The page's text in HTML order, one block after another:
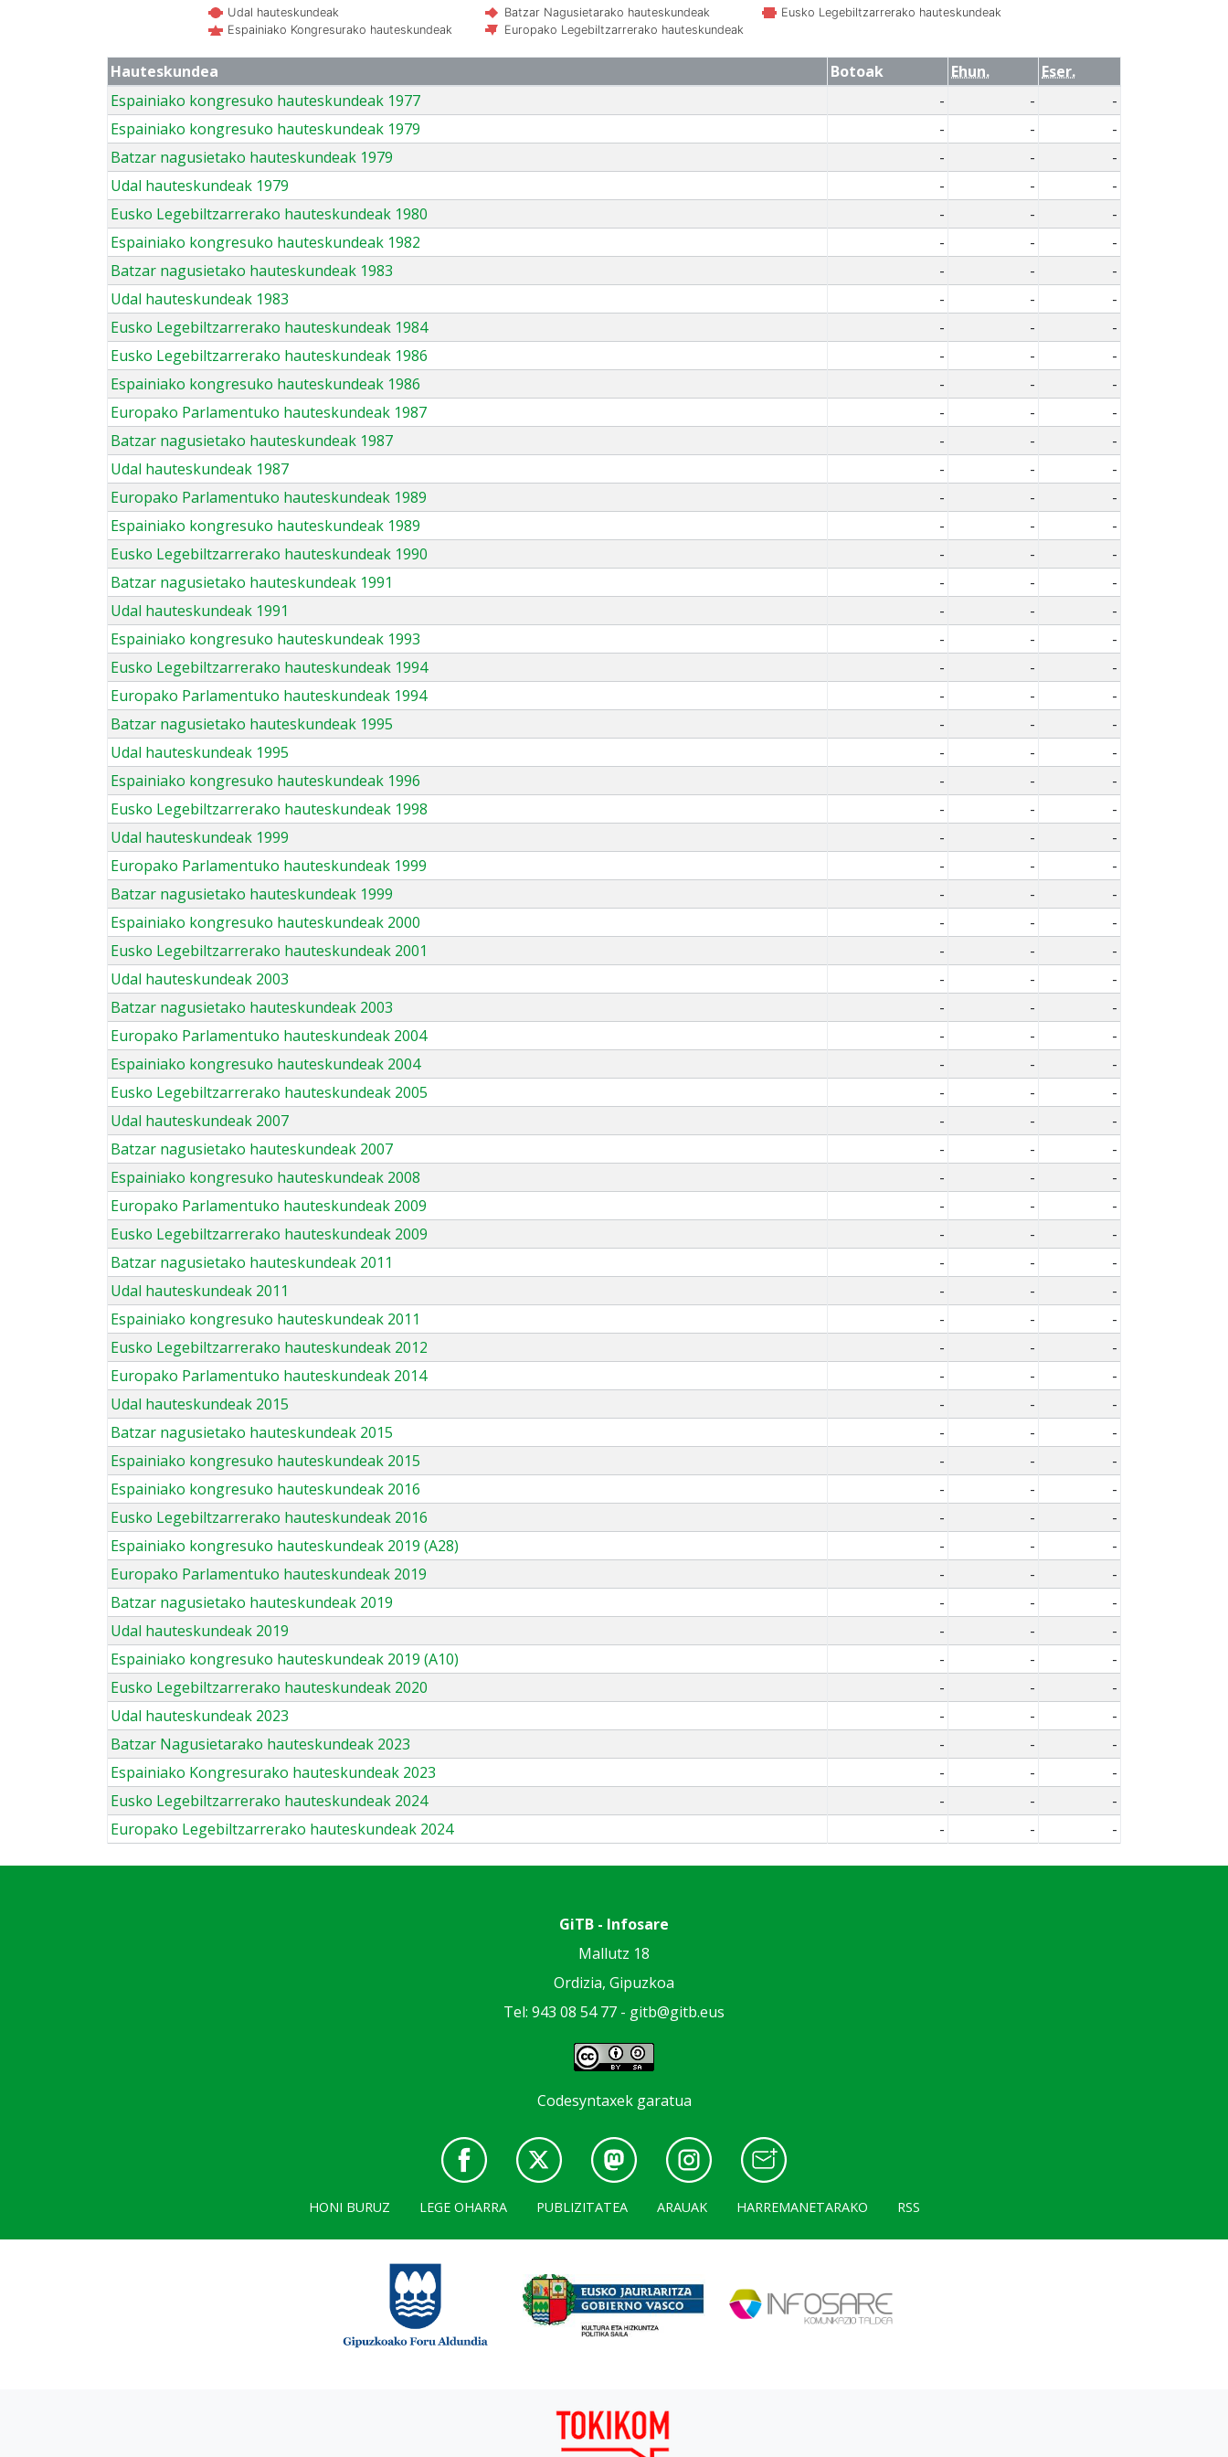
Udal hauteskundeak Batzar Nagusietarako hauteskundeak
Eusko Legebiltzarrerako hauteskundeak
Espainiako Kongresurako hauteskundeak
Europako Legebiltzarrerako hauteskundeak
Hauteskundea Botoak Ehun.
Eser.
Espainiako kongresuko hauteskundeak 1977
- -
-
Espainiako kongresuko hauteskundeak 1979
- -
-
Batzar nagusietako hauteskundeak 1979
- -
-
Udal hauteskundeak 1979
- -
-
Eusko Legebiltzarrerako hauteskundeak 1980
- -
-
Espainiako kongresuko hauteskundeak 1982
- -
-
Batzar nagusietako hauteskundeak 1983
- -
-
Udal hauteskundeak 1983
- -
-
Eusko Legebiltzarrerako hauteskundeak 1984
- -
-
Eusko Legebiltzarrerako hauteskundeak 1986
- -
-
Espainiako kongresuko hauteskundeak 1986
- -
-
Europako Parlamentuko hauteskundeak 1987
- -
-
Batzar nagusietako hauteskundeak 1987
- -
-
Udal hauteskundeak 1987
- -
-
Europako Parlamentuko hauteskundeak 1989
- -
-
Espainiako kongresuko hauteskundeak 1989
- -
-
Eusko Legebiltzarrerako hauteskundeak 1990
- -
-
Batzar nagusietako hauteskundeak 1991
- -
-
Udal hauteskundeak 1991
- -
-
Espainiako kongresuko hauteskundeak 1993
- -
-
Eusko Legebiltzarrerako hauteskundeak 1994
- -
-
Europako Parlamentuko hauteskundeak 1994
- -
-
Batzar nagusietako hauteskundeak 1995
- -
-
Udal hauteskundeak 1995
- -
-
Espainiako kongresuko hauteskundeak 1996
- -
-
Eusko Legebiltzarrerako hauteskundeak 1998
- -
-
Udal hauteskundeak 1999
- -
-
Europako Parlamentuko hauteskundeak 1999
- -
-
Batzar nagusietako hauteskundeak 1999
- -
-
Espainiako kongresuko hauteskundeak 2000
- -
-
Eusko Legebiltzarrerako hauteskundeak 2001
- -
-
Udal hauteskundeak 2003
- -
-
Batzar nagusietako hauteskundeak 2003
- -
-
Europako Parlamentuko hauteskundeak 2004
- -
-
Espainiako kongresuko hauteskundeak 2004
- -
-
Eusko Legebiltzarrerako hauteskundeak 2005
- -
-
Udal hauteskundeak 2007
- -
-
Batzar nagusietako hauteskundeak 2007
- -
-
Espainiako kongresuko hauteskundeak 2008
- -
-
Europako Parlamentuko hauteskundeak 2009
- -
-
Eusko Legebiltzarrerako hauteskundeak 2009
- -
-
Batzar nagusietako hauteskundeak 2011
- -
-
Udal hauteskundeak 2011
- -
-
Espainiako kongresuko hauteskundeak 2011
- -
-
Eusko Legebiltzarrerako hauteskundeak 2012
- -
-
Europako Parlamentuko hauteskundeak 2014
- -
-
Udal hauteskundeak 2015
- -
-
Batzar nagusietako hauteskundeak 2015
- -
-
Espainiako kongresuko hauteskundeak 2015
- -
-
Espainiako kongresuko hauteskundeak 2016
- -
-
Eusko Legebiltzarrerako hauteskundeak 2016
- -
-
Espainiako kongresuko hauteskundeak 2019 (A28)
- -
-
Europako Parlamentuko hauteskundeak 2019
- -
-
Batzar nagusietako hauteskundeak 2019
- -
-
Udal hauteskundeak 2019
- -
-
Espainiako kongresuko hauteskundeak 2019 (A10)
- -
-
Eusko Legebiltzarrerako hauteskundeak 2020
- -
-
Udal hauteskundeak 2023
- -
-
Batzar Nagusietarako hauteskundeak 2023
- -
-
Espainiako Kongresurako hauteskundeak 2023
- -
-
Eusko Legebiltzarrerako hauteskundeak 2024
- -
-
Europako Legebiltzarrerako hauteskundeak 2024
- - -
GiTB - Infosare
Mallutz 18
Ordizia, Gipuzkoa
Tel: 943 08 54 77 - gitb@gitb.eus
Codesyntaxek garatua
HONI BURUZ LEGE OHARRA PUBLIZITATEA ARAUAK HARREMANETARAKO RSS